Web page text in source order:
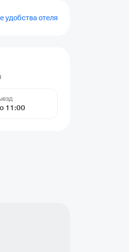
принадлежности
удобства отеля
11:00